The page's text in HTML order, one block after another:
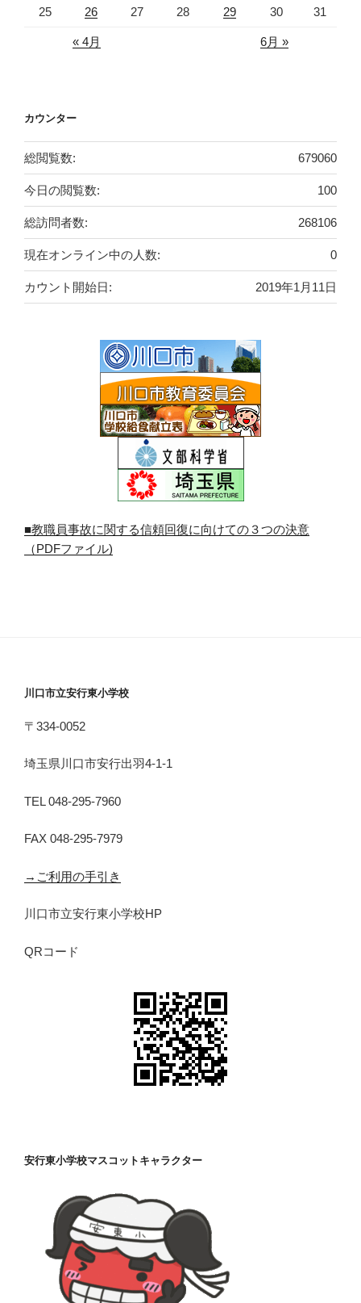
25 26 27 28 29 30 31
« 4月 6月 »
カウンター
679060
総閲覧数:
100
今日の閲覧数:
268106
総訪問者数:
0
現在オンライン中の人数:
2019年1月11日
カウント開始日:
■教職員事故に関する信頼回復に向けての３つの決意
（PDFファイル)
川口市立安行東小学校
〒334-0052
埼玉県川口市安行出羽4-1-1
TEL 048-295-7960
FAX 048-295-7979
→ご利用の手引き
川口市立安行東小学校HP
QRコード
安行東小学校マスコットキャラクター